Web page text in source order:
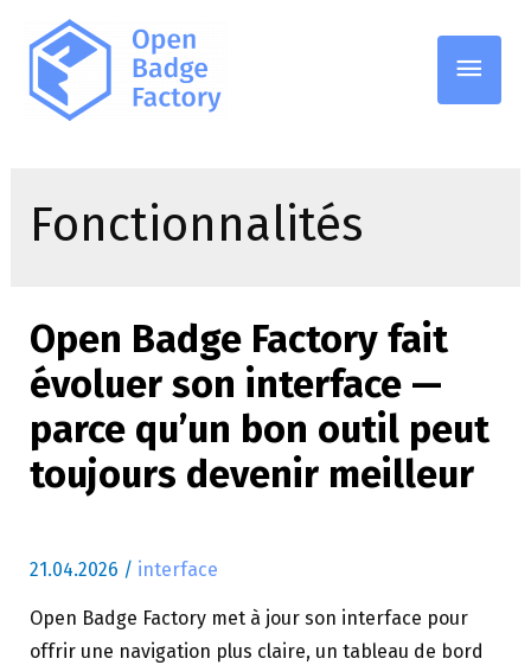
Fonctionnalités
Open Badge Factory fait
évoluer son interface —
parce qu’un bon outil peut
toujours devenir meilleur
21.04.2026 / interface
Open Badge Factory met à jour son interface pour
offrir une navigation plus claire, un tableau de bord